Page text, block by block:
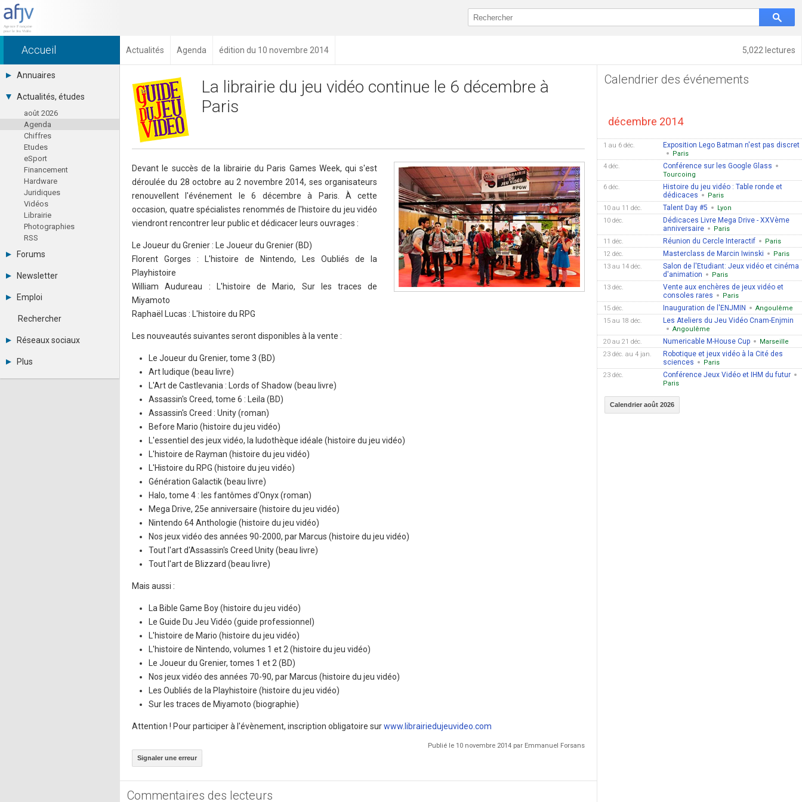
5,022 lectures
Accueil Actualités Agenda édition du 10 novembre 2014
Annuaires
Toutes les sociétés (691)
Studios (418)
Editeurs (49)
Distributeurs (16)
Hard. / Accessoires (10)
Middlewares (15)
Prestataires (99)
Assoc. / Syndicats (21)
Formations / Ecoles (46)
Presse spécialisée (17)
Actualités, études
août 2026
Agenda
Chiffres
Etudes
eSport
Financement
Hardware
Juridiques
Vidéos
Librairie
Photographies
RSS
Forums
Tous les forums
Se connecter
Messages privés
Contacter un modérateur
Newsletter
Archives
Abonnement
Emploi
Consulter les annonces
Observatoire de l'emploi
Rechercher
Réseaux sociaux
LinkedIn
Plus
Annonceurs
La librairie du jeu vidéo continue le 6 décembre à
Paris
Devant le succès de la librairie du Paris Games Week, qui s'est
déroulée du 28 octobre au 2 novembre 2014, ses organisateurs
renouvellent l'événement le 6 décembre à Paris. À cette
occasion, quatre spécialistes renommés de l'histoire du jeu vidéo
viendront rencontrer leur public et dédicacer leurs ouvrages :
Le Joueur du Grenier : Le Joueur du Grenier (BD)
Florent Gorges : L'histoire de Nintendo, Les Oubliés de la
Playhistoire
William Audureau : L'histoire de Mario, Sur les traces de
Miyamoto
Raphaël Lucas : L'histoire du RPG
Les nouveautés suivantes seront disponibles à la vente :
Le Joueur du Grenier, tome 3 (BD)
Art ludique (beau livre)
L'Art de Castlevania : Lords of Shadow (beau livre)
Assassin's Creed, tome 6 : Leila (BD)
Assassin's Creed : Unity (roman)
Before Mario (histoire du jeu vidéo)
L'essentiel des jeux vidéo, la ludothèque idéale (histoire du jeu vidéo)
L'histoire de Rayman (histoire du jeu vidéo)
L'Histoire du RPG (histoire du jeu vidéo)
Génération Galactik (beau livre)
Halo, tome 4 : les fantômes d'Onyx (roman)
Mega Drive, 25e anniversaire (histoire du jeu vidéo)
Nintendo 64 Anthologie (histoire du jeu vidéo)
Nos jeux vidéo des années 90-2000, par Marcus (histoire du jeu vidéo)
Tout l'art d'Assassin's Creed Unity (beau livre)
Tout l'art de Blizzard (beau livre)
Mais aussi :
La Bible Game Boy (histoire du jeu vidéo)
Le Guide Du Jeu Vidéo (guide professionnel)
L'histoire de Mario (histoire du jeu vidéo)
L'histoire de Nintendo, volumes 1 et 2 (histoire du jeu vidéo)
Le Joueur du Grenier, tomes 1 et 2 (BD)
Nos jeux vidéo des années 70-90, par Marcus (histoire du jeu vidéo)
Les Oubliés de la Playhistoire (histoire du jeu vidéo)
Sur les traces de Miyamoto (biographie)
Attention ! Pour participer à l'évènement, inscription obligatoire surwww.librairiedujeuvideo.com
Publié le 10 novembre 2014 par Emmanuel Forsans
Signaler une erreur
Commentaires des lecteurs
Calendrier des événements
décembre 2014
1 au 6 déc. Exposition Lego Batman n'est pas discret
Paris
4 déc.
Conférence sur les Google Glass
Tourcoing
6 déc.
Histoire du jeu vidéo : Table ronde et
dédicaces
Paris
10 au 11 déc.
Talent Day #5
Lyon
10 déc.
Dédicaces Livre Mega Drive - XXVème
anniversaire
Paris
11 déc.
Réunion du Cercle Interactif
Paris
12 déc.
Masterclass de Marcin Iwinski
Paris
13 au 14 déc.
Salon de l'Etudiant: Jeux vidéo et cinéma
d'animation
Paris
13 déc.
Vente aux enchères de jeux vidéo et
consoles rares
Paris
15 déc.
Inauguration de l'ENJMIN
Angoulême
15 au 18 déc.
Les Ateliers du Jeu Vidéo Cnam-Enjmin
Angoulême
20 au 21 déc.
Numericable M-House Cup
Marseille
23 déc. au 4 jan.
Robotique et jeux vidéo à la Cité des
sciences
Paris
23 déc.
Conférence Jeux Vidéo et IHM du futur
Paris
Calendrier août 2026